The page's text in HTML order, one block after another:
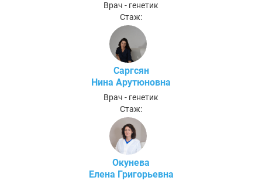
Врач - генетик
Стаж:
Саргсян
Нина Арутюновна
Врач - генетик
Стаж:
Окунева
Елена Григорьевна